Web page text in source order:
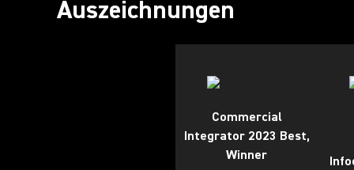
Auszeichnungen
Commercial
Integrator 2023 Best,
Winner